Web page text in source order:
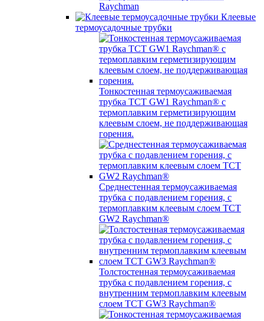
Raychman
Клеевые
термоусадочные трубки
Тонкостенная термоусаживаемая
трубка TCT GW1 Raychman® с
термоплавким герметизирующим
клеевым слоем, не поддерживающая
горения.
Среднестенная термоусаживаемая
трубка c подавлением горения, с
термоплавким клеевым слоем TCT
GW2 Raychman®
Толстостенная термоусаживаемая
трубка c подавлением горения, с
внутренним термоплавким клеевым
слоем TCT GW3 Raychman®